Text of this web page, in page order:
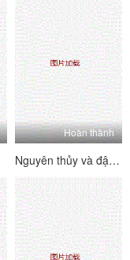
Hoàn thành
Nguyên thủy và đập mạnh